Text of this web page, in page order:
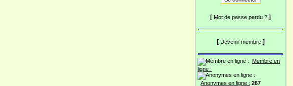
[ Mot de passe perdu ? ]
[ Devenir membre]
Membre en
ligne :
Anonymes en ligne : 267